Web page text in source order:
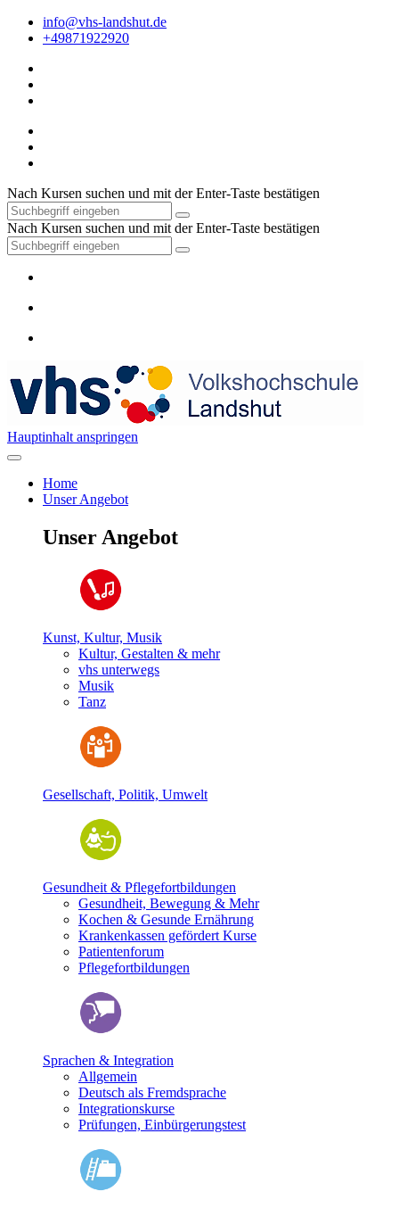
info@vhs-landshut.de
+49871922920
Nach Kursen suchen und mit der Enter-Taste bestätigen
Nach Kursen suchen und mit der Enter-Taste bestätigen
Hauptinhalt anspringen
Home
Unser Angebot
Unser Angebot
Kunst, Kultur, Musik
Kultur, Gestalten & mehr
vhs unterwegs
Musik
Tanz
Gesellschaft, Politik, Umwelt
Gesundheit & Pflegefortbildungen
Gesundheit, Bewegung & Mehr
Kochen & Gesunde Ernährung
Krankenkassen gefördert Kurse
Patientenforum
Pflegefortbildungen
Sprachen & Integration
Allgemein
Deutsch als Fremdsprache
Integrationskurse
Prüfungen, Einbürgerungstest